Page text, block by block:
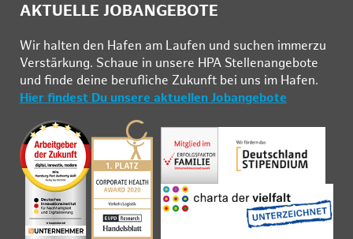
AKTUELLE JOBANGEBOTE
Wir hal­ten den Ha­fen am Lau­fen und su­chen im­mer­zu
Ver­stär­kung. Schau­e in un­se­re HPA Stel­len­an­ge­bo­te
und fin­de deine be­ruf­li­che Zu­kunft bei uns im Ha­fen.
Hier findest Du unsere aktuellen Jobangebote